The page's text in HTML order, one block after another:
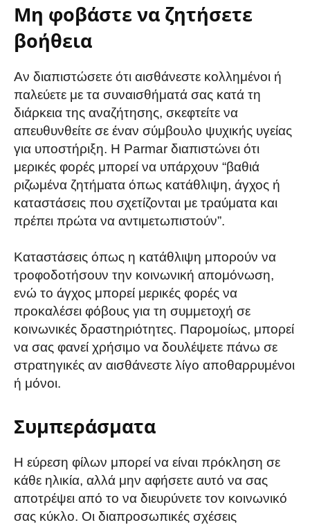
Μη φοβάστε να ζητήσετε
βοήθεια
Αν διαπιστώσετε ότι αισθάνεστε κολλημένοι ή
παλεύετε με τα συναισθήματά σας κατά τη
διάρκεια της αναζήτησης, σκεφτείτε να
απευθυνθείτε σε έναν σύμβουλο ψυχικής υγείας
για υποστήριξη. Η Parmar διαπιστώνει ότι
μερικές φορές μπορεί να υπάρχουν “βαθιά
ριζωμένα ζητήματα όπως κατάθλιψη, άγχος ή
καταστάσεις που σχετίζονται με τραύματα και
πρέπει πρώτα να αντιμετωπιστούν”.
Καταστάσεις όπως η κατάθλιψη μπορούν να
τροφοδοτήσουν την κοινωνική απομόνωση,
ενώ το άγχος μπορεί μερικές φορές να
προκαλέσει φόβους για τη συμμετοχή σε
κοινωνικές δραστηριότητες. Παρομοίως, μπορεί
να σας φανεί χρήσιμο να δουλέψετε πάνω σε
στρατηγικές αν αισθάνεστε λίγο αποθαρρυμένοι
ή μόνοι.
Συμπεράσματα
Η εύρεση φίλων μπορεί να είναι πρόκληση σε
κάθε ηλικία, αλλά μην αφήσετε αυτό να σας
αποτρέψει από το να διευρύνετε τον κοινωνικό
σας κύκλο. Οι διαπροσωπικές σχέσεις